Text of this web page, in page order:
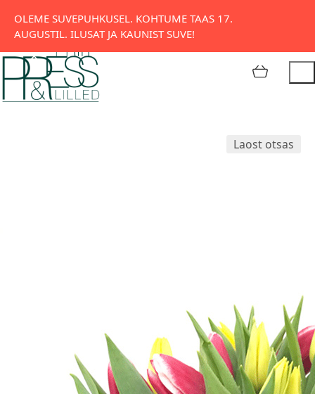
OLEME SUVEPUHKUSEL. KOHTUME TAAS 17.
AUGUSTIL. ILUSAT JA KAUNIST SUVE!
Laost otsas